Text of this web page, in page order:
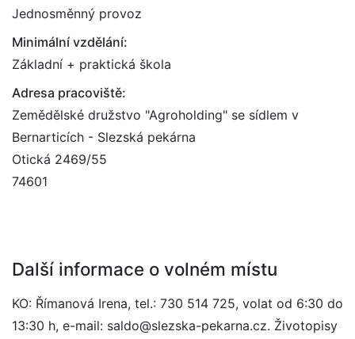
Jednosměnný provoz
Minimální vzdělání:
Základní + praktická škola
Adresa pracoviště:
Zemědělské družstvo "Agroholding" se sídlem v
Bernarticích - Slezská pekárna
Otická 2469/55
74601
Další informace o volném místu
KO: Římanová Irena, tel.: 730 514 725, volat od 6:30 do
13:30 h, e-mail: saldo@slezska-pekarna.cz. Životopisy